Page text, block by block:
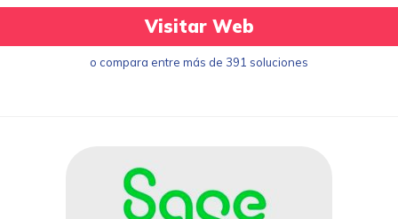
Visitar Web
o compara entre más de 391 soluciones